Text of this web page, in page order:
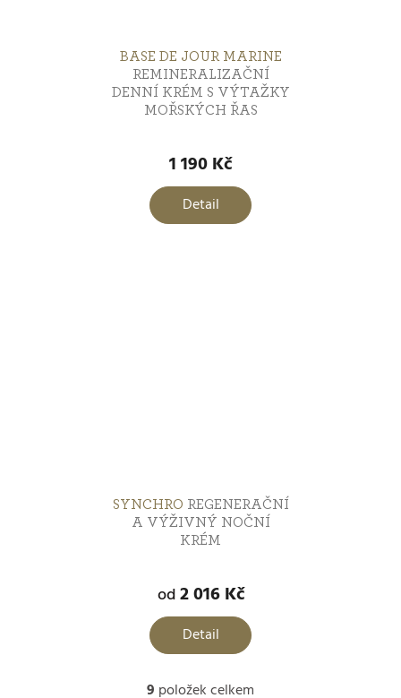
BASE DE JOUR MARINE
REMINERALIZAČNÍ
DENNÍ KRÉM S VÝTAŽKY
MOŘSKÝCH ŘAS
1 190 Kč
Detail
SYNCHRO REGENERAČNÍ
A VÝŽIVNÝ NOČNÍ
KRÉM
hodnocení
od2 016 Kč
Detail
9 položek celkem